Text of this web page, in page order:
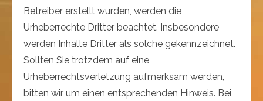
Betreiber erstellt wurden, werden die
Urheberrechte Dritter beachtet. Insbesondere
werden Inhalte Dritter als solche gekennzeichnet.
Sollten Sie trotzdem auf eine
Urheberrechtsverletzung aufmerksam werden,
bitten wir um einen entsprechenden Hinweis. Bei